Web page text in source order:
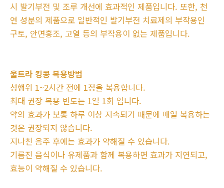
시 발기부전 및 조루 개선에 효과적인 제품입니다. 또한, 천
연 성분의 제품으로 일반적인 발기부전 치료제의 부작용인
구토, 안면홍조, 고열 등의 부작용이 없는 제품입니다.
울트라 킹콩 복용방법
성행위 1~2시간 전에 1정을 복용합니다.
최대 권장 복용 빈도는 1일 1회 입니다.
약의 효과가 보통 하루 이상 지속되기 때문에 매일 복용하는
것은 권장되지 않습니다.
지나친 음주 후에는 효과가 약해질 수 있습니다.
기름진 음식이나 유제품과 함께 복용하면 효과가 지연되고,
효능이 약해질 수 있습니다.